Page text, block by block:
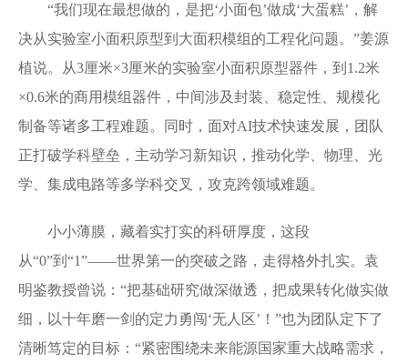
“我们现在最想做的，是把‘小面包’做成‘大蛋糕’，解
决从实验室小面积原型到大面积模组的工程化问题。”姜源
植说。从3厘米×3厘米的实验室小面积原型器件，到1.2米
×0.6米的商用模组器件，中间涉及封装、稳定性、规模化
制备等诸多工程难题。同时，面对AI技术快速发展，团队
正打破学科壁垒，主动学习新知识，推动化学、物理、光
学、集成电路等多学科交叉，攻克跨领域难题。
小小薄膜，藏着实打实的科研厚度，这段
从“0”到“1”——世界第一的突破之路，走得格外扎实。袁
明鉴教授曾说：“把基础研究做深做透，把成果转化做实做
细，以十年磨一剑的定力勇闯‘无人区’！”也为团队定下了
清晰笃定的目标：“紧密围绕未来能源国家重大战略需求，